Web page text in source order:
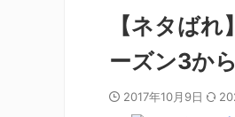
【ネタば
ーズン3か
2017年10月9日